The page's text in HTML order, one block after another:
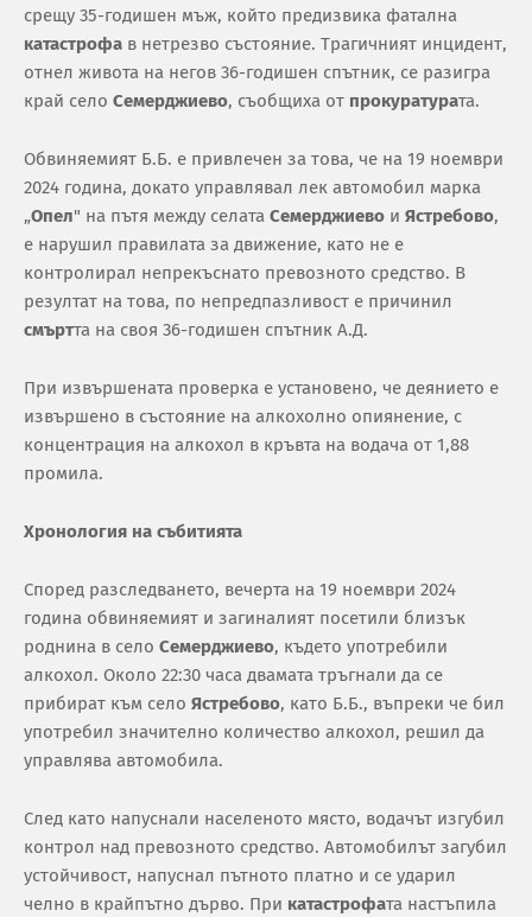
срещу 35-годишен мъж, който предизвика фатална
катастрофа в нетрезво състояние. Трагичният инцидент,
отнел живота на негов 36-годишен спътник, се разигра
край село Семерджиево, съобщиха от прокуратурата.
Обвиняемият Б.Б. е привлечен за това, че на 19 ноември
2024 година, докато управлявал лек автомобил марка
„Опел" на пътя между селата Семерджиево и Ястребово,
е нарушил правилата за движение, като не е
контролирал непрекъснато превозното средство. В
резултат на това, по непредпазливост е причинил
смъртта на своя 36-годишен спътник А.Д.
При извършената проверка е установено, че деянието е
извършено в състояние на алкохолно опиянение, с
концентрация на алкохол в кръвта на водача от 1,88
промила.
Хронология на събитията
Според разследването, вечерта на 19 ноември 2024
година обвиняемият и загиналият посетили близък
роднина в село Семерджиево, където употребили
алкохол. Около 22:30 часа двамата тръгнали да се
прибират към село Ястребово, като Б.Б., въпреки че бил
употребил значително количество алкохол, решил да
управлява автомобила.
След като напуснали населеното място, водачът изгубил
контрол над превозното средство. Автомобилът загубил
устойчивост, напуснал пътното платно и се ударил
челно в крайпътно дърво. При катастрофата настъпила